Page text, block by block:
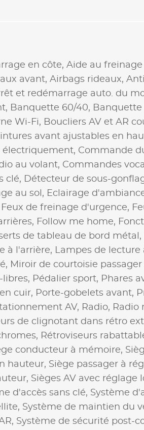
en côte, Aide au
avant, Airbags rideaux,
et redémarrage auto. du
Banquette 60/40, Banquette
Wi-Fi, Boucliers AV et AR
avant ajustables en
électriquement, Commande
au volant, Commandes
clé, Détecteur de sous-
au sol, Eclairage
Feux de freinage d'urgence,
Follow me home,
de tableau de bord métal,
à l'arrière, Lampes de lecture
Miroir de courtoisie passager
Pédalier sport, Phares
cuir, Porte-gobelets avant,
AV, Radio, Radio
de clignotant dans rétro
Rétroviseurs
conducteur à mémoire,
hauteur, Siège passager à
Sièges AV avec réglage
d'accès sans clé, Système
Système de maintien du
Système de sécurité post-